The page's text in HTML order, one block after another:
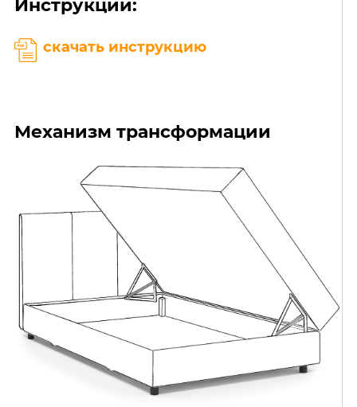
Инструкции:
скачать инструкцию
Механизм трансформации